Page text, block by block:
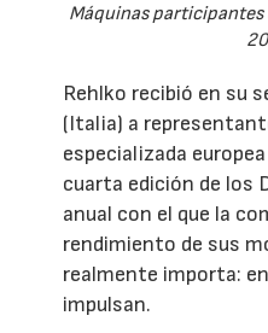
Máquinas participantes
Rehlko recibió en su
(Italia) a
especializada
cuarta edición de los
anual con el que la
rendimiento de sus
realmente importa:
impulsan.